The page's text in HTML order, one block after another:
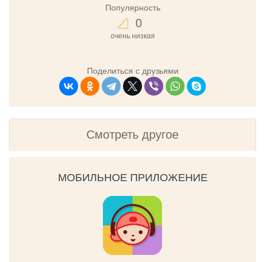
Популярность
0
очень низкая
Поделиться с друзьями
Смотреть другое
МОБИЛЬНОЕ ПРИЛОЖЕНИЕ